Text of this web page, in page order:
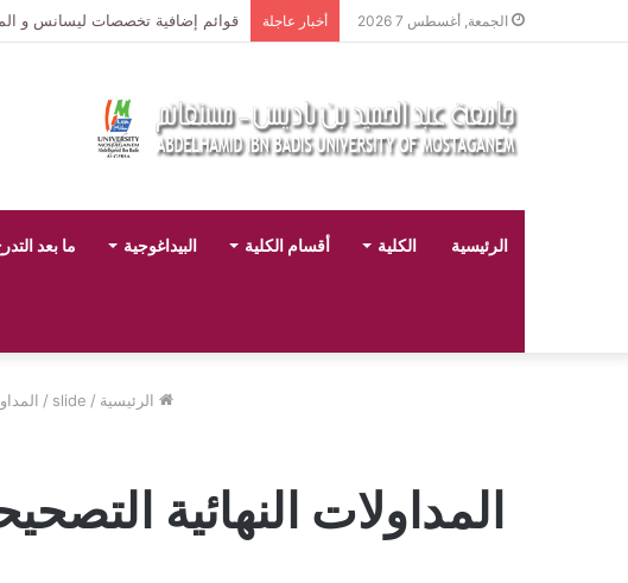
الجمعة, أغسطس 7 2026 أخبار عاجلة قوائم إضافية تخصصات ليسانس و
الرئيسية الكلية أقسام الكلية البيداغوجية ما بعد
الرئيسية /
slide
/
المداولات النهائية